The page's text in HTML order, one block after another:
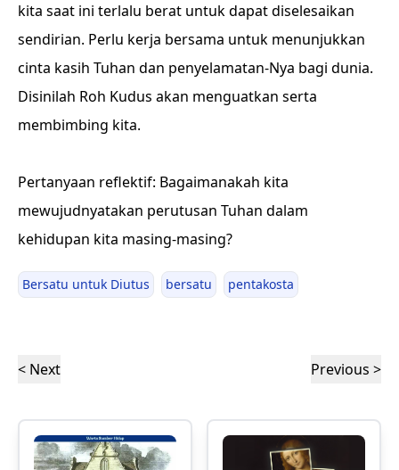
kita saat ini terlalu berat untuk dapat diselesaikan
sendirian. Perlu kerja bersama untuk menunjukkan
cinta kasih Tuhan dan penyelamatan-Nya bagi dunia.
Disinilah Roh Kudus akan menguatkan serta
membimbing kita.
Pertanyaan reflektif: Bagaimanakah kita
mewujudnyatakan perutusan Tuhan dalam
kehidupan kita masing-masing?
Bersatu untuk Diutus bersatu pentakosta
< Next Previous >